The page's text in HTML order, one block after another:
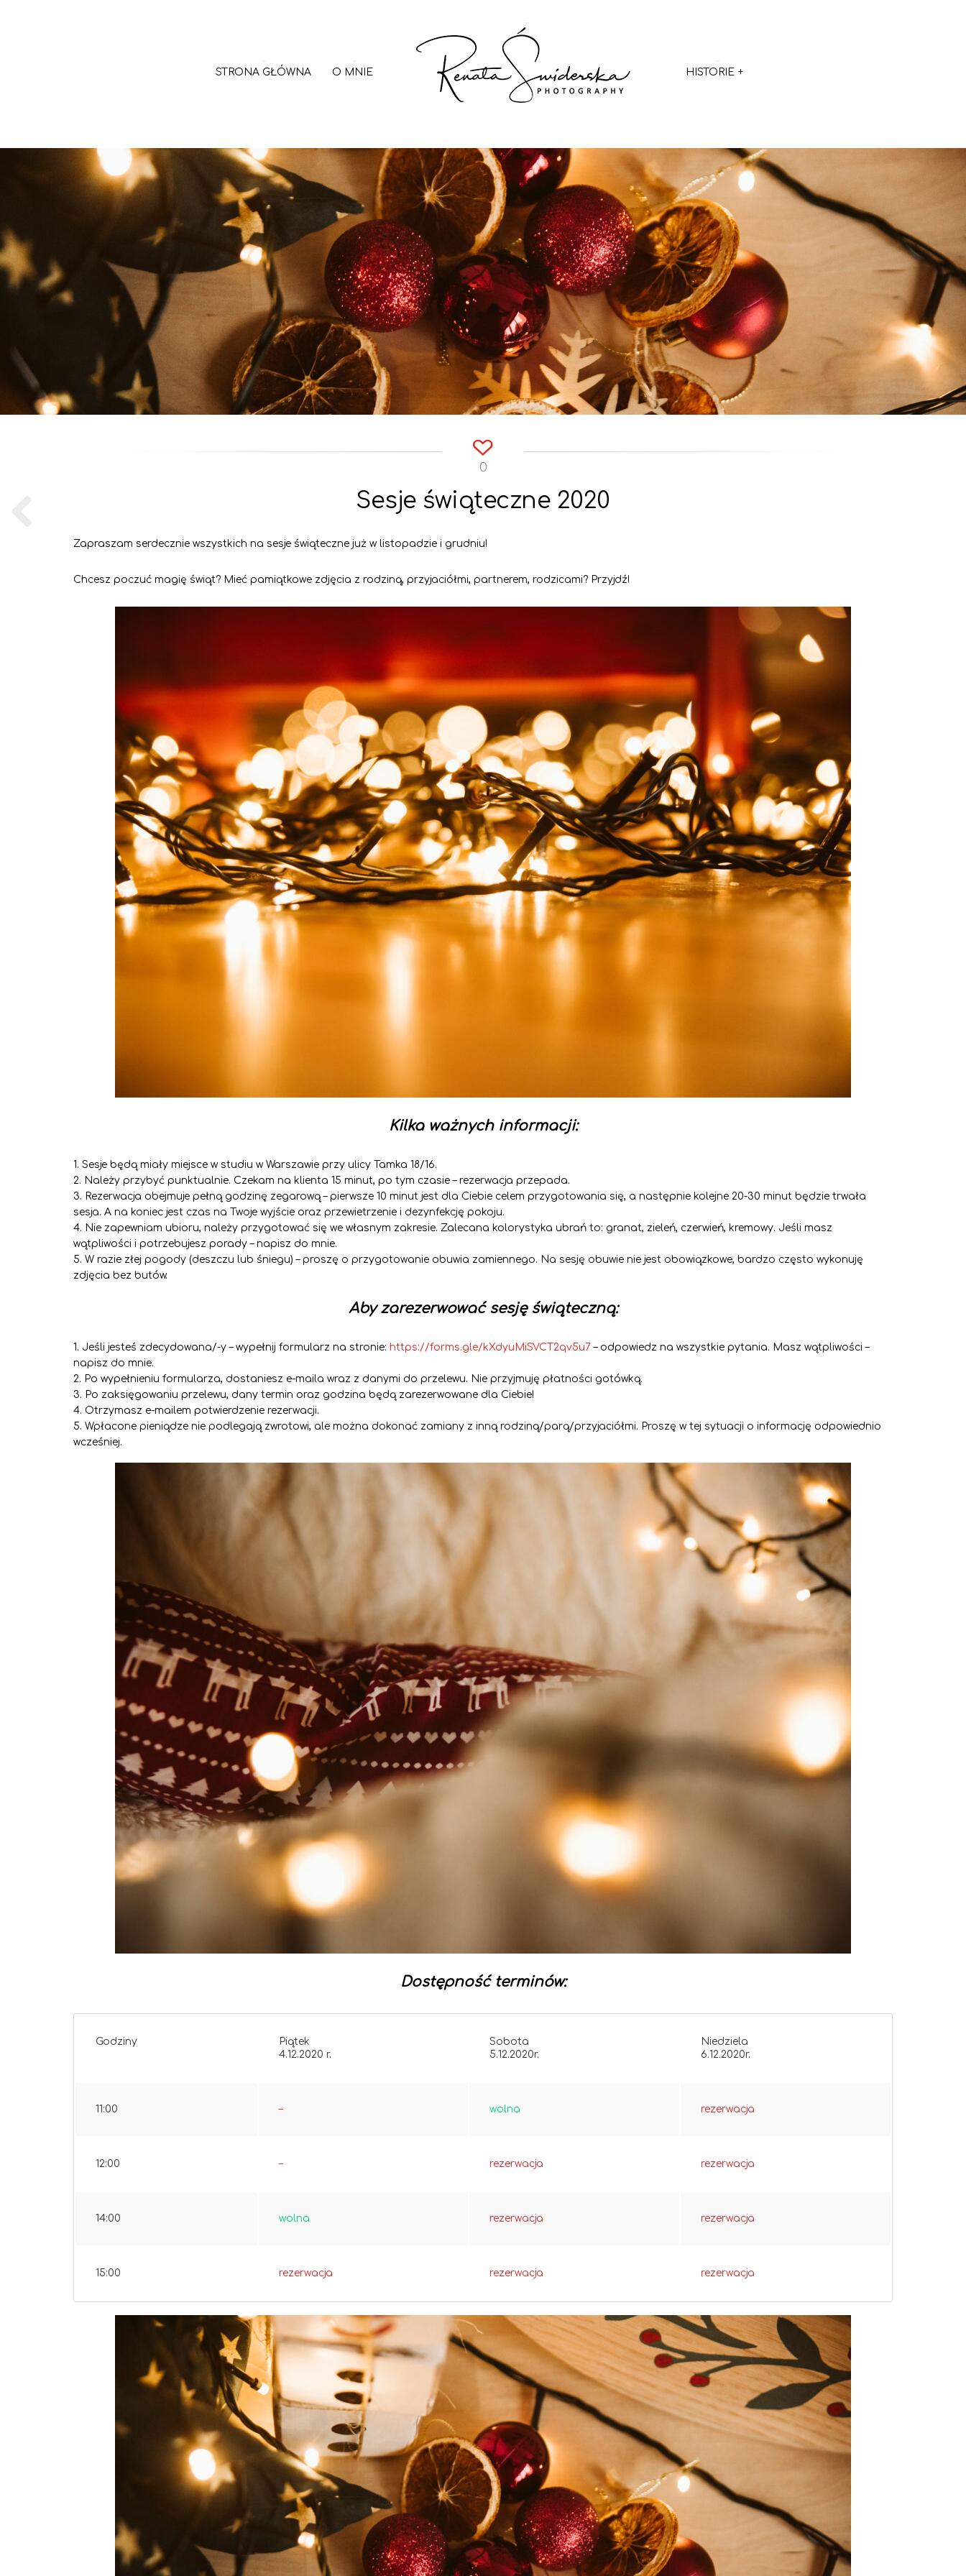
STRONA GŁÓWNA O MNIE HISTORIE +
0
Sesje świąteczne 2020
Zapraszam serdecznie wszystkich na sesje świąteczne już w listopadzie i grudniu!
Chcesz poczuć magię świąt? Mieć pamiątkowe zdjęcia z rodziną, przyjaciółmi, partnerem, rodzicami? Przyjdź!
Kilka ważnych informacji:
Sesje będą miały miejsce w studiu w Warszawie przy ulicy Tamka 18/16.
Należy przybyć punktualnie. Czekam na klienta 15 minut, po tym czasie – rezerwacja przepada.
Rezerwacja obejmuje pełną godzinę zegarową – pierwsze 10 minut jest dla Ciebie celem przygotowania się, a następnie kolejne 20-30 minut będzie trwała
sesja. A na koniec jest czas na Twoje wyjście oraz przewietrzenie i dezynfekcję pokoju.
Nie zapewniam ubioru, należy przygotować się we własnym zakresie. Zalecana kolorystyka ubrań to: granat, zieleń, czerwień, kremowy. Jeśli masz
wątpliwości i potrzebujesz porady – napisz do mnie.
W razie złej pogody (deszczu lub śniegu) – proszę o przygotowanie obuwia zamiennego. Na sesję obuwie nie jest obowiązkowe, bardzo często wykonuję
zdjęcia bez butów.
Aby zarezerwować sesję świąteczną:
Jeśli jesteś zdecydowana/-y – wypełnij formularz na stronie: https://forms.gle/kXdyuMiSVCT2qv5u7 – odpowiedz na wszystkie pytania. Masz wątpliwości –
napisz do mnie.
Po wypełnieniu formularza, dostaniesz e-maila wraz z danymi do przelewu. Nie przyjmuję płatności gotówką.
Po zaksięgowaniu przelewu, dany termin oraz godzina będą zarezerwowane dla Ciebie!
Otrzymasz e-mailem potwierdzenie rezerwacji.
Wpłacone pieniądze nie podlegają zwrotowi, ale można dokonać zamiany z inną rodziną/parą/przyjaciółmi. Proszę w tej sytuacji o informację odpowiednio
wcześniej.
Dostępność terminów:
Godziny
Piątek
4.12.2020 r.
Sobota
5.12.2020r.
Niedziela
6.12.2020r.
11:00 – wolna rezerwacja
12:00 – rezerwacja rezerwacja
14:00 wolna rezerwacja rezerwacja
15:00 rezerwacja rezerwacja rezerwacja